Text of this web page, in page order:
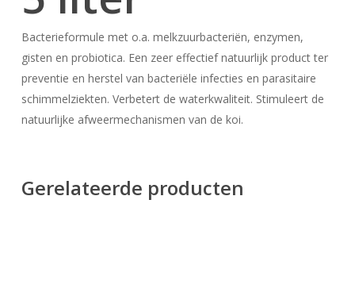
Bacterieformule met o.a. melkzuurbacteriën, enzymen,
gisten en probiotica. Een zeer effectief natuurlijk product ter
preventie en herstel van bacteriële infecties en parasitaire
schimmelziekten. Verbetert de waterkwaliteit. Stimuleert de
natuurlijke afweermechanismen van de koi.
Gerelateerde producten